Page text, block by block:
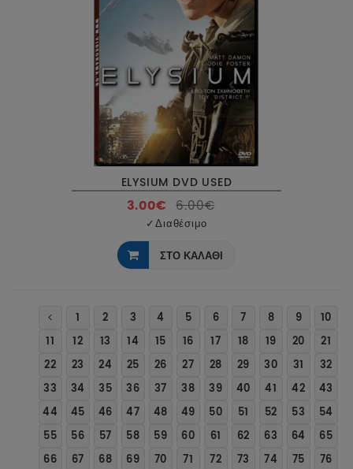
ELYSIUM DVD USED
3.00€ 6.00€
✓Διαθέσιμο
ΣΤΟ ΚΑΛΑΘΙ
1 2 3 4 5 6 7 8 9
10
11
12 13 14 15 16 17 18 19 20
21
22
23 24 25 26 27 28 29 30 31
32
33
34 35 36 37 38 39 40 41 42
43
44
45 46 47 48 49 50 51 52 53
54
55
56 57 58 59 60 61 62 63 64
65
66
67 68 69 70 71 72 73 74 75
76